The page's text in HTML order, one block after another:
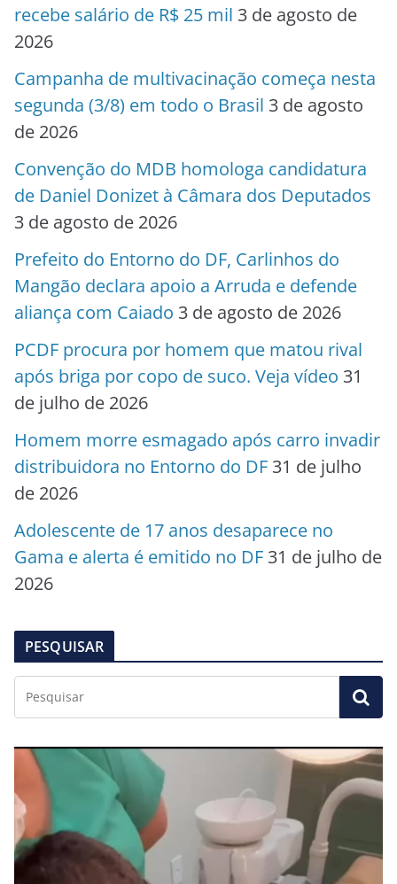
recebe salário de R$ 25 mil 3 de agosto de
2026
Campanha de multivacinação começa nesta
segunda (3/8) em todo o Brasil 3 de agosto
de 2026
Convenção do MDB homologa candidatura
de Daniel Donizet à Câmara dos Deputados
3 de agosto de 2026
Prefeito do Entorno do DF, Carlinhos do
Mangão declara apoio a Arruda e defende
aliança com Caiado 3 de agosto de 2026
PCDF procura por homem que matou rival
após briga por copo de suco. Veja vídeo 31
de julho de 2026
Homem morre esmagado após carro invadir
distribuidora no Entorno do DF 31 de julho
de 2026
Adolescente de 17 anos desaparece no
Gama e alerta é emitido no DF 31 de julho de
2026
PESQUISAR